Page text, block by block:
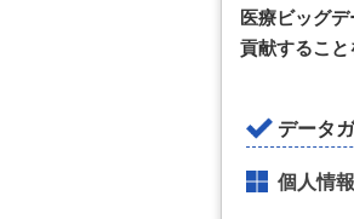
医療ビッグ
貢献すること
データ
個人情